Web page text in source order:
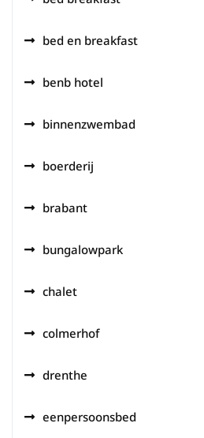
bed en breakfast
benb hotel
binnenzwembad
boerderij
brabant
bungalowpark
chalet
colmerhof
drenthe
eenpersoonsbed